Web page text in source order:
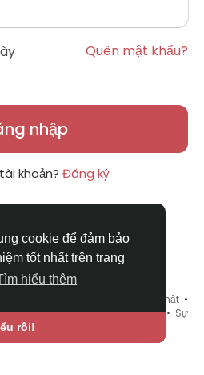
cookie để đảm bảo
tốt nhất trên trang
hiểu thêm
rồi!
Quên mật khẩu?
nhập
khoản? Đăng ký
Chính sách bảo mật •
•Danh mục•Blog•Diễn đàn• Sự
Tình•